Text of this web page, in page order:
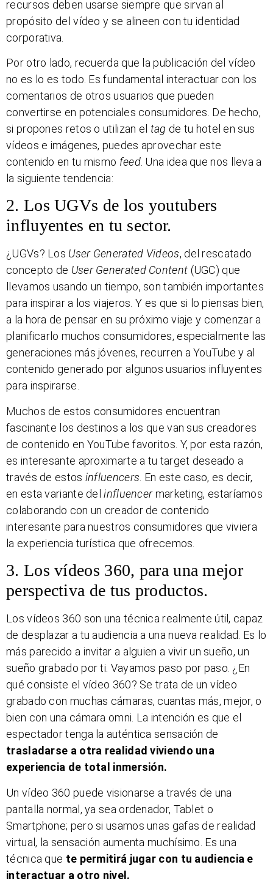
recursos deben usarse siempre que sirvan al
propósito del vídeo y se alineen con tu identidad
corporativa.
Por otro lado, recuerda que la publicación del vídeo
no es lo es todo. Es fundamental interactuar con los
comentarios de otros usuarios que pueden
convertirse en potenciales consumidores. De hecho,
si propones retos o utilizan el tag de tu hotel en sus
vídeos e imágenes, puedes aprovechar este
contenido en tu mismo feed. Una idea que nos lleva a
la siguiente tendencia:
2. Los UGVs de los youtubers
influyentes en tu sector.
¿UGVs? Los User Generated Videos, del rescatado
concepto de User Generated Content (UGC) que
llevamos usando un tiempo, son también importantes
para inspirar a los viajeros. Y es que si lo piensas bien,
a la hora de pensar en su próximo viaje y comenzar a
planificarlo muchos consumidores, especialmente las
generaciones más jóvenes, recurren a YouTube y al
contenido generado por algunos usuarios influyentes
para inspirarse.
Muchos de estos consumidores encuentran
fascinante los destinos a los que van sus creadores
de contenido en YouTube favoritos. Y, por esta razón,
es interesante aproximarte a tu target deseado a
través de estos influencers . En este caso, es decir,
en esta variante delinfluencermarketing, estaríamos
colaborando con un creador de contenido
interesante para nuestros consumidores que viviera
la experiencia turística que ofrecemos.
3. Los vídeos 360, para una mejor
perspectiva de tus productos.
Los vídeos 360 son una técnica realmente útil, capaz
de desplazar a tu audiencia a una nueva realidad. Es lo
más parecido a invitar a alguien a vivir un sueño, un
sueño grabado por ti. Vayamos paso por paso. ¿En
qué consiste el vídeo 360? Se trata de un vídeo
grabado con muchas cámaras, cuantas más, mejor, o
bien con una cámara omni. La intención es que el
espectador tenga la auténtica sensación de
trasladarse a otra realidad viviendo una
experiencia de total inmersión.
Un vídeo 360 puede visionarse a través de una
pantalla normal, ya sea ordenador, Tablet o
Smartphone; pero si usamos unas gafas de realidad
virtual, la sensación aumenta muchísimo. Es una
técnica que te permitirá jugar con tu audiencia e
interactuar a otro nivel.